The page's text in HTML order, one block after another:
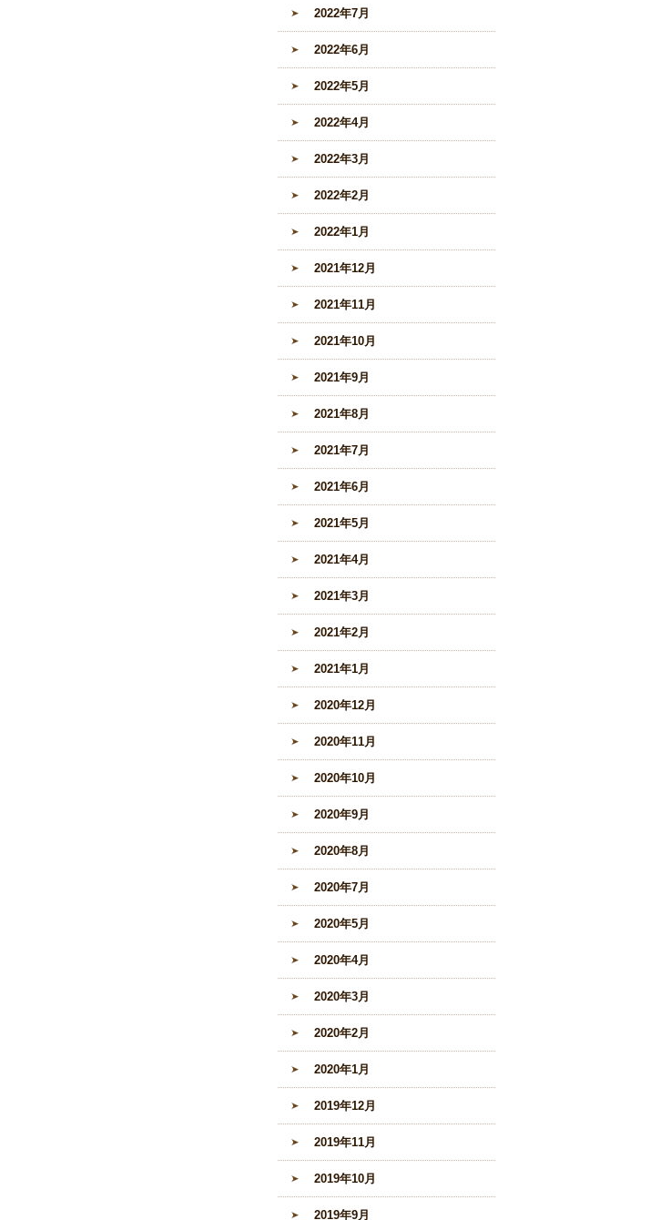
2022年7月
2022年6月
2022年5月
2022年4月
2022年3月
2022年2月
2022年1月
2021年12月
2021年11月
2021年10月
2021年9月
2021年8月
2021年7月
2021年6月
2021年5月
2021年4月
2021年3月
2021年2月
2021年1月
2020年12月
2020年11月
2020年10月
2020年9月
2020年8月
2020年7月
2020年5月
2020年4月
2020年3月
2020年2月
2020年1月
2019年12月
2019年11月
2019年10月
2019年9月